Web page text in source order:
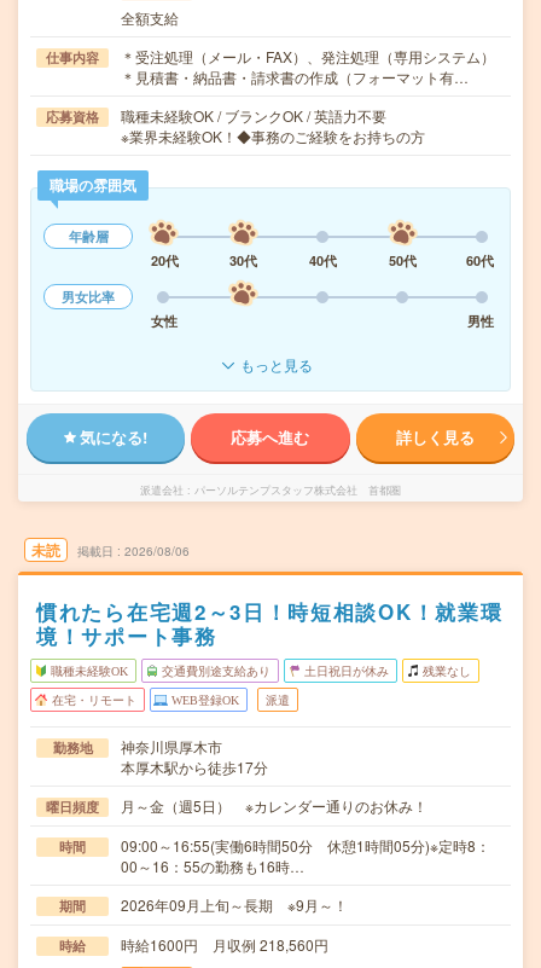
全額支給
仕事内容
＊受注処理（メール・FAX）、発注処理（専用システム）
＊見積書・納品書・請求書の作成（フォーマット有…
応募資格
職種未経験OK / ブランクOK / 英語力不要
※業界未経験OK！◆事務のご経験をお持ちの方
職場の雰囲気
年齢層
20代
30代 40代 50代
60代
男女比率
女性
男性
もっと見る
気になる! 応募へ進む 詳しく見る
派遣会社 パーソルテンプスタッフ株式会社 首都圏
未読 掲載日 2026/08/06
慣れたら在宅週2～3日！時短相談OK！就業環
境！サポート事務
職種未経験OK 交通費別途支給あり 土日祝日が休み 残業なし
在宅・リモート WEB登録OK 派遣
勤務地
神奈川県厚木市
本厚木駅から徒歩17分
曜日頻度 月～金（週5日） ※カレンダー通りのお休み！
時間
09:00～16:55(実働6時間50分 休憩1時間05分)※定時8：
00～16：55の勤務も16時…
期間 2026年09月上旬～長期 ※9月～！
時給 時給1600円 月収例 218,560円